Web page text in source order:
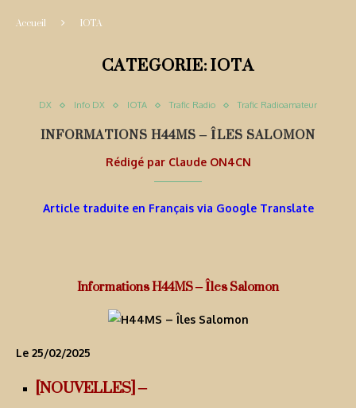
Accueil IOTA
CATEGORIE:IOTA
DX Info DX IOTA Trafic Radio Trafic Radioamateur
INFORMATIONS H44MS – ÎLES SALOMON
Rédigé par Claude ON4CN
Article traduite en Français via Google Translate
Informations H44MS – Îles Salomon
Le 25/02/2025
[NOUVELLES] –